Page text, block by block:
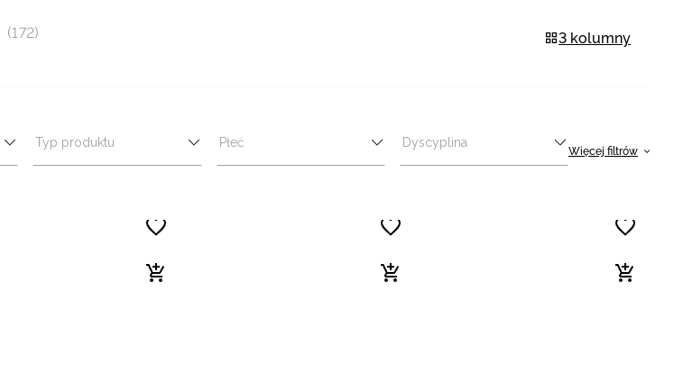
3 kolumny
(172)
Typ produktu Płeć Dyscyplina
Więcej filtrów